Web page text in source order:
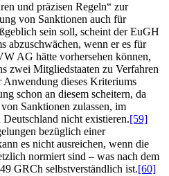
und präzisen Regeln“ zur
von Sanktionen auch für
sein soll, scheint der EuGH
abzuschwächen, wenn er es für
AG hätte vorhersehen können,
zwei Mitgliedstaaten zu Verfahren
Anwendung dieses Kriteriums
schon an diesem scheitern, da
Sanktionen zulassen, im
nicht existieren.[59]
bezüglich einer
es nicht ausreichen, wenn die
normiert sind – was nach dem
GRCh selbstverständlich ist.[60]